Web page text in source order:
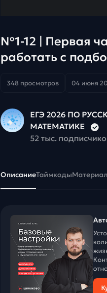
№1-12 | Первая
работать с
348 просмотров 04 июня
ЕГЭ 2026 ПО
МАТЕМАТИКЕ
52 тыс.
ОписаниеТаймкоды